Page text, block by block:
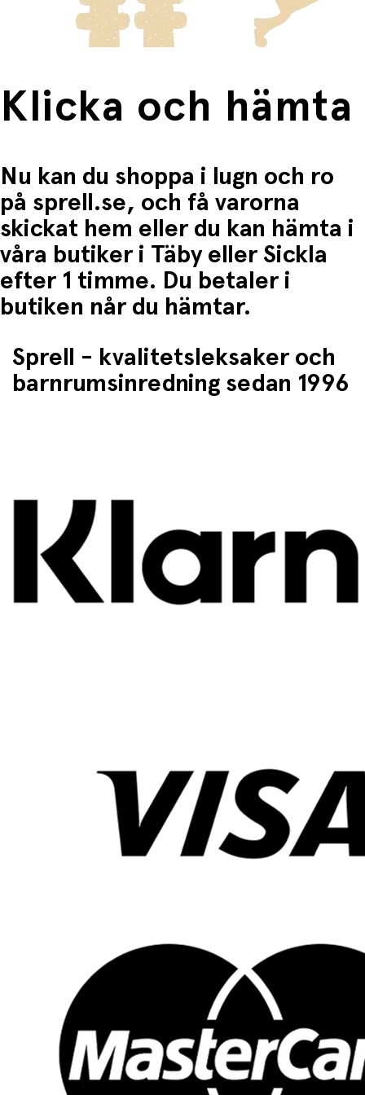
Fri frakt när du handlar för mer än 1500:-
Klicka och hämta
Nu kan du shoppa i lugn och ro
på sprell.se, och få varorna
skickat hem eller du kan hämta i
våra butiker i Täby eller Sickla
efter 1 timme. Du betaler i
butiken når du hämtar.
Sprell - kvalitetsleksaker och
barnrumsinredning sedan 1996